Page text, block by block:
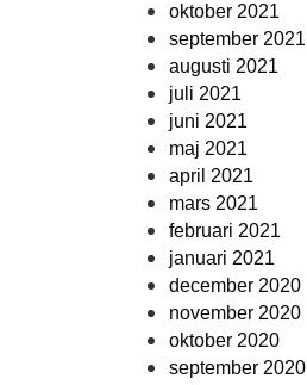
oktober 2021
september 2021
augusti 2021
juli 2021
juni 2021
maj 2021
april 2021
mars 2021
februari 2021
januari 2021
december 2020
november 2020
oktober 2020
september 2020